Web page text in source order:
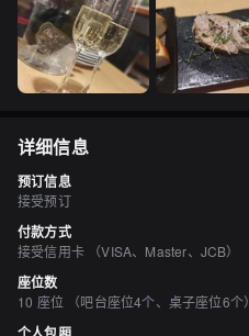
详细信息
预订信息
接受预订
付款方式
接受信用卡 （VISA、Master、JCB）
座位数
10 座位 （吧台座位4个、桌子座位6个）